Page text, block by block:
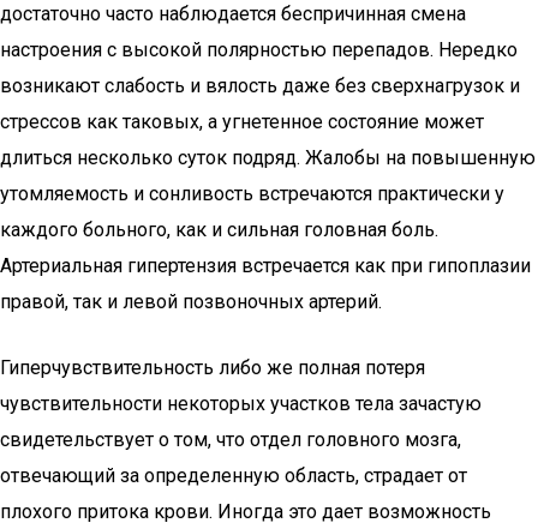
достаточно часто наблюдается беспричинная смена
настроения с высокой полярностью перепадов. Нередко
возникают слабость и вялость даже без сверхнагрузок и
стрессов как таковых, а угнетенное состояние может
длиться несколько суток подряд. Жалобы на повышенную
утомляемость и сонливость встречаются практически у
каждого больного, как и сильная головная боль.
Артериальная гипертензия встречается как при гипоплазии
правой, так и левой позвоночных артерий.
Гиперчувствительность либо же полная потеря
чувствительности некоторых участков тела зачастую
свидетельствует о том, что отдел головного мозга,
отвечающий за определенную область, страдает от
плохого притока крови. Иногда это дает возможность